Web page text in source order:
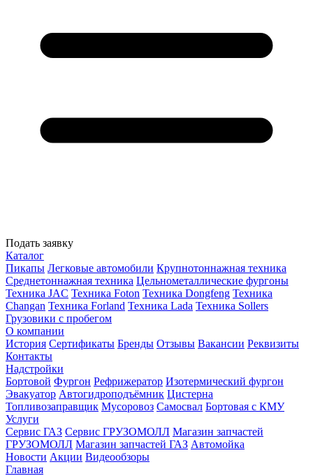
Подать заявку
Каталог
Пикапы Легковые автомобили Крупнотоннажная техника
Среднетоннажная техника Цельнометаллические фургоны
Техника JAC Техника Foton Техника Dongfeng Техника
Changan Техника Forland Техника Lada Техника Sollers
Грузовики с пробегом
О компании
История Сертификаты Бренды Отзывы Вакансии Реквизиты
Контакты
Надстройки
Бортовой Фургон Рефрижератор Изотермический фургон
Эвакуатор Автогидроподъёмник Цистерна
Топливозаправщик Мусоровоз Самосвал Бортовая с КМУ
Услуги
Сервис ГАЗ Сервис ГРУЗОМОЛЛ Магазин запчастей
ГРУЗОМОЛЛ Магазин запчастей ГАЗ Автомойка
Новости Акции Видеообзоры
Главная